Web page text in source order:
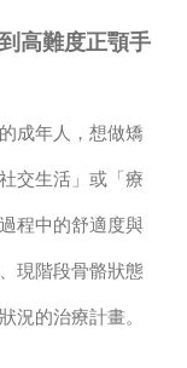
高難度正顎手
成年人，想做矯
交生活」或「療
程中的舒適度與
現階段骨骼狀態
況的治療計畫。